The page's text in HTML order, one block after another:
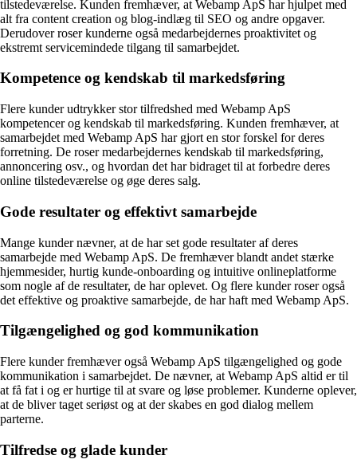
tilstedeværelse. Kunden fremhæver, at Webamp ApS har hjulpet med
alt fra content creation og blog-indlæg til SEO og andre opgaver.
Derudover roser kunderne også medarbejdernes proaktivitet og
ekstremt servicemindede tilgang til samarbejdet.
Kompetence og kendskab til markedsføring
Flere kunder udtrykker stor tilfredshed med Webamp ApS
kompetencer og kendskab til markedsføring. Kunden fremhæver, at
samarbejdet med Webamp ApS har gjort en stor forskel for deres
forretning. De roser medarbejdernes kendskab til markedsføring,
annoncering osv., og hvordan det har bidraget til at forbedre deres
online tilstedeværelse og øge deres salg.
Gode resultater og effektivt samarbejde
Mange kunder nævner, at de har set gode resultater af deres
samarbejde med Webamp ApS. De fremhæver blandt andet stærke
hjemmesider, hurtig kunde-onboarding og intuitive onlineplatforme
som nogle af de resultater, de har oplevet. Og flere kunder roser også
det effektive og proaktive samarbejde, de har haft med Webamp ApS.
Tilgængelighed og god kommunikation
Flere kunder fremhæver også Webamp ApS tilgængelighed og gode
kommunikation i samarbejdet. De nævner, at Webamp ApS altid er til
at få fat i og er hurtige til at svare og løse problemer. Kunderne oplever,
at de bliver taget seriøst og at der skabes en god dialog mellem
parterne.
Tilfredse og glade kunder